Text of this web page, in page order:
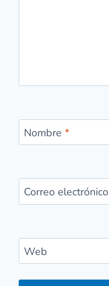
Nombre *
Correo electrónico
Web